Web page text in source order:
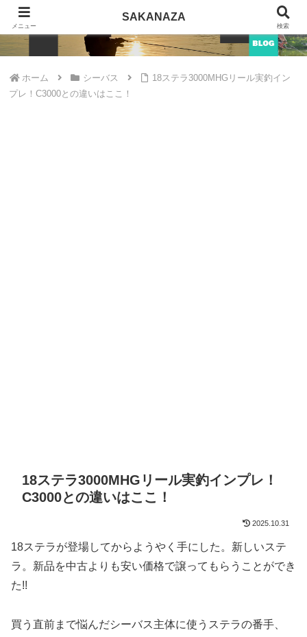
SAKANAZA
ホーム シーバス
18ステラ3000MHGリール実釣イン
プレ！C3000との違いはここ！
18ステラ3000MHGリール実釣インプレ！
C3000との違いはここ！
2025.10.31
18ステラが登場してからようやく手にした。新しいステ
ラ。新品を中古よりも安い価格で譲ってもらうことができ
た!!
買う直前まで悩んだシーバス主体に使うステラの番手、
メニュー
SAKANAZA
検索